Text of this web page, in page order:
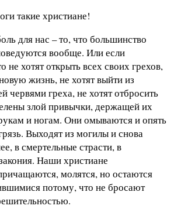
такие христиане!
для нас – то, что большинство
вообще. Или если
не хотят открыть всех своих грехов,
жизнь, не хотят выйти из
червями греха, не хотят отбросить
злой привычки, держащей их
и ногам. Они омываются и опять
Выходят из могилы и снова
в смертельные страсти, в
Наши христиане
молятся, но остаются
потому, что не бросают